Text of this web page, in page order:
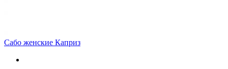
Сабо женские Каприз